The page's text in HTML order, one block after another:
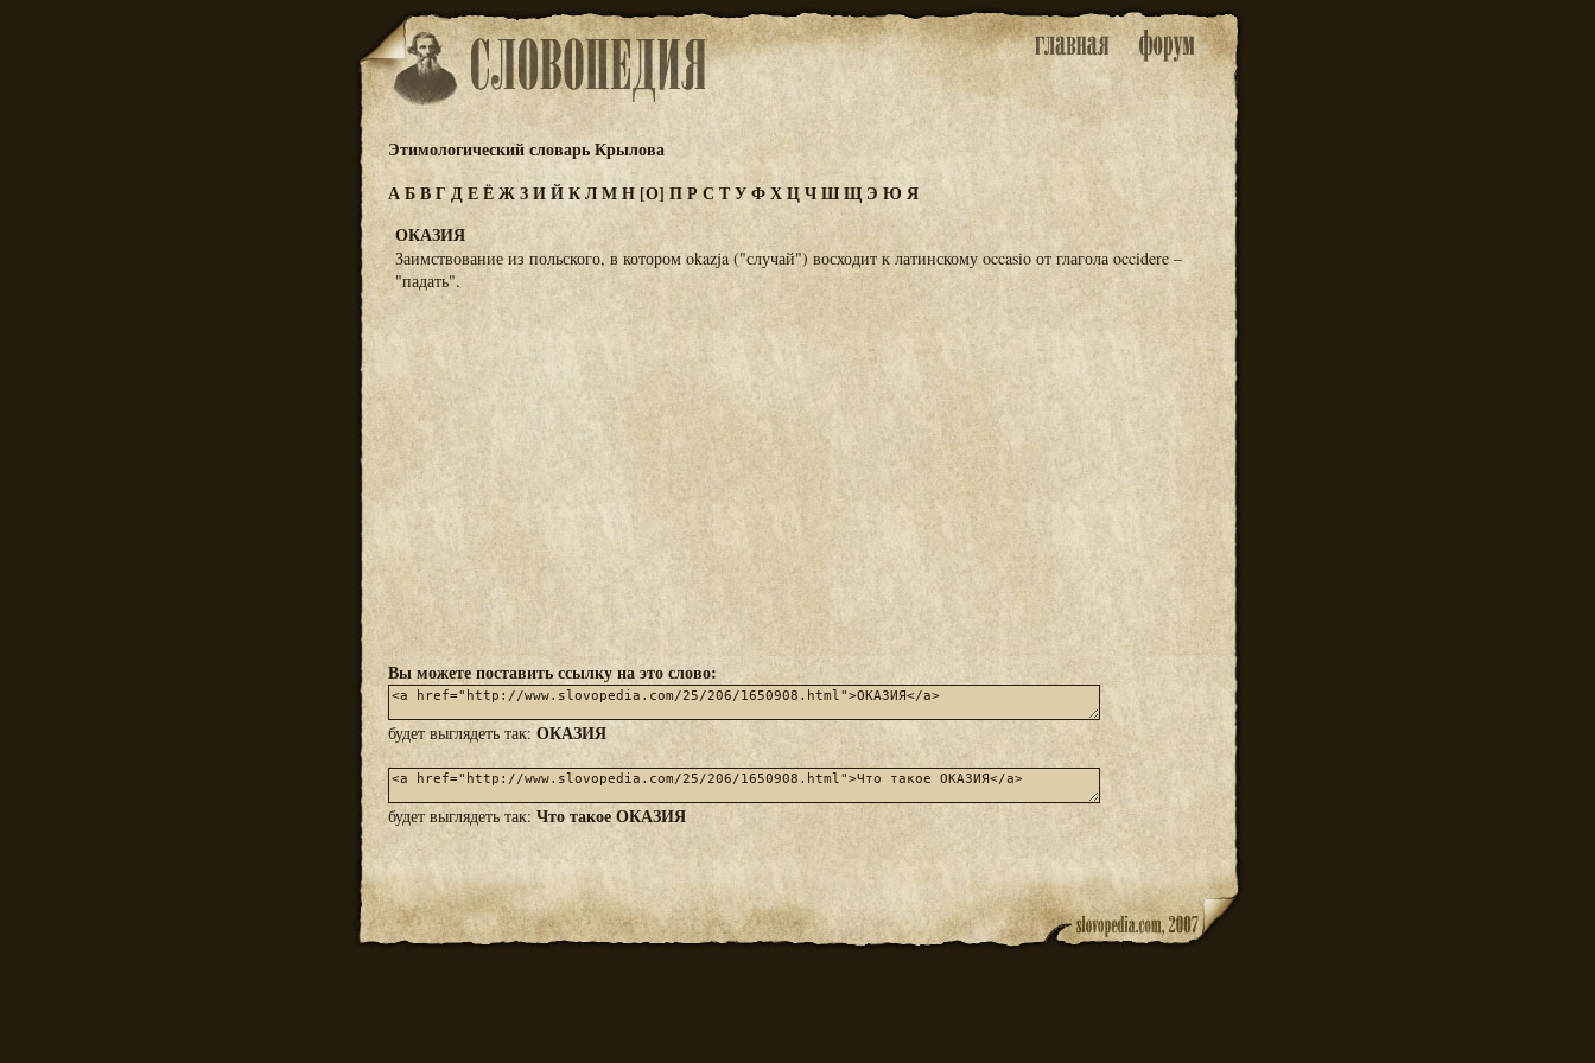
Этимологический словарь Крылова
АБВГДЕЁЖЗИЙКЛМН[О] ПРСТУФХЦЧШЩ ЭЮ Я
ОКАЗИЯ
Заимствование из польского, в котором okazja ("случай") восходит к латинскому occasio от глагола occidere –
"падать".
Вы можете поставить ссылку на это слово:
будет выглядеть так: ОКАЗИЯ
будет выглядеть так:Что такое ОКАЗИЯ